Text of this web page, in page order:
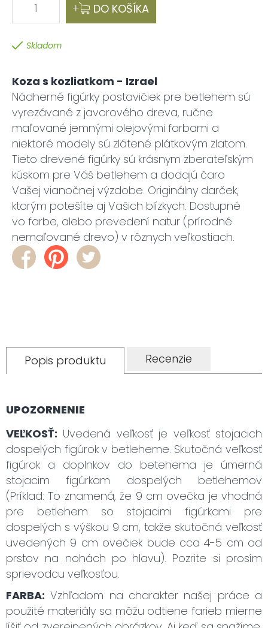
1 DO KOŠÍKA
Skladom
Koza s kozliatkom - Izrael
Nádherné figúrky postavičiek pre betlehem sú
vyrezávané z javorového dreva, ručne
maľované jemnými olejovými farbami a
niektoré modely sú zlátené plátkovým zlatom.
Tieto drevené figúrky sú krásnym zberateľským
kúskom pre Váš betlehem a dodajú čaro
Vašej vianočnej výzdobe. Originálny darček,
ktorým potešíte aj Vašich blízkych. Dostupné
vo farbe, alebo prevedení natur (prírodné
nemaľované drevo) v rôznych veľkostiach.
Popis produktu Recenzie
UPOZORNENIE
VEĽKOSŤ: Uvedená veľkosť je veľkosť stojacich
dospelých figúrok v betleheme. Skutočná veľkosť
figúrok a doplnkov do betehema je úmerná
stojacim figúrkam dospelých betlehemov
(Príklad: To znamená, že 9 cm ovečka je vhodná
pre betlehem so stojacimi figúrkami pre
dospelých s výškou 9 cm, takže skutočná veľkosť
uvedených 9 cm ovečiek bude cca 4-5 cm od
prstov na nohách po hlavu). Pozrite si prosím
sprievodcu veľkosťou.
FARBA: Vzhľadom na charakter našej práce a
použité materiály sa môžu odtiene farieb mierne